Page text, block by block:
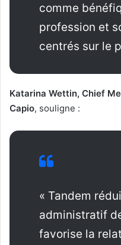
comme
profession et
centrés sur le
Katarina Wettin, Chief
Capio, souligne :
« Tandem
administratif
favorise la